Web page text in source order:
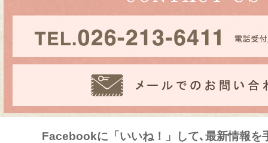
Facebookに「いいね！」して､最新情報を